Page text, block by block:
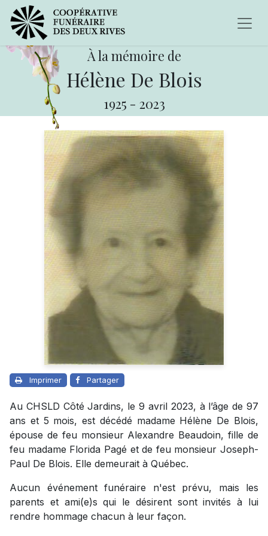
À la mémoire de
Hélène De Blois
1925 - 2023
Imprimer Partager
Au CHSLD Côté Jardins, le 9 avril 2023, à l’âge de 97
ans et 5 mois, est décédé madame Hélène De Blois,
épouse de feu monsieur Alexandre Beaudoin, fille de
feu madame Florida Pagé et de feu monsieur Joseph-
Paul De Blois. Elle demeurait à Québec.
Aucun événement funéraire n'est prévu, mais les
parents et ami(e)s qui le désirent sont invités à lui
rendre hommage chacun à leur façon.